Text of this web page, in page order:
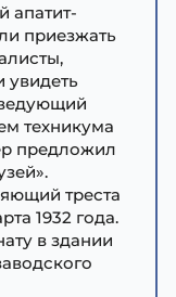
апатит-
приезжать
увидеть
техникума
предложил
треста
1932 года.
в здании